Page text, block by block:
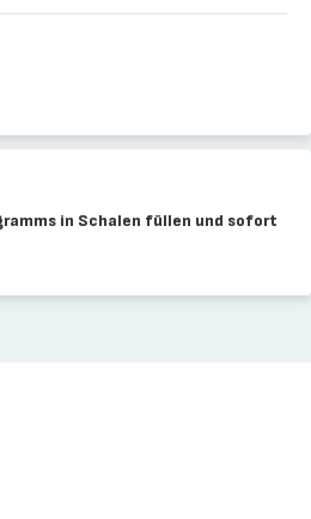
in Schalen füllen und sofort